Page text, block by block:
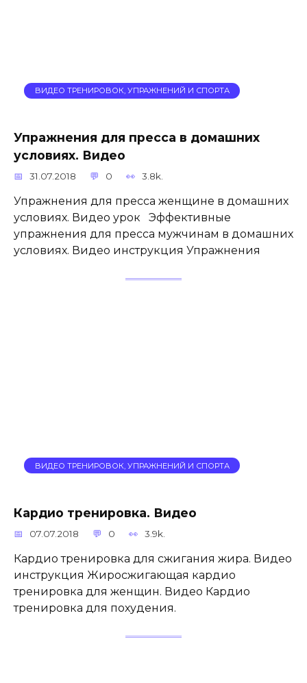
ВИДЕО ТРЕНИРОВОК, УПРАЖНЕНИЙ И СПОРТА
Упражнения для пресса в домашних
условиях. Видео
31.07.2018 0 3.8k.
Упражнения для пресса женщине в домашних
условиях. Видео урок Эффективные
упражнения для пресса мужчинам в домашних
условиях. Видео инструкция Упражнения
ВИДЕО ТРЕНИРОВОК, УПРАЖНЕНИЙ И СПОРТА
Кардио тренировка. Видео
07.07.2018 0 3.9k.
Кардио тренировка для сжигания жира. Видео
инструкция Жиросжигающая кардио
тренировка для женщин. Видео Кардио
тренировка для похудения.